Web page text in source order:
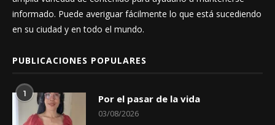
informado. Puede averiguar fácilmente lo que está sucediendo
en su ciudad y en todo el mundo.
PUBLICACIONES POPULARES
1 Por el pasar de la vida
03/08/2026